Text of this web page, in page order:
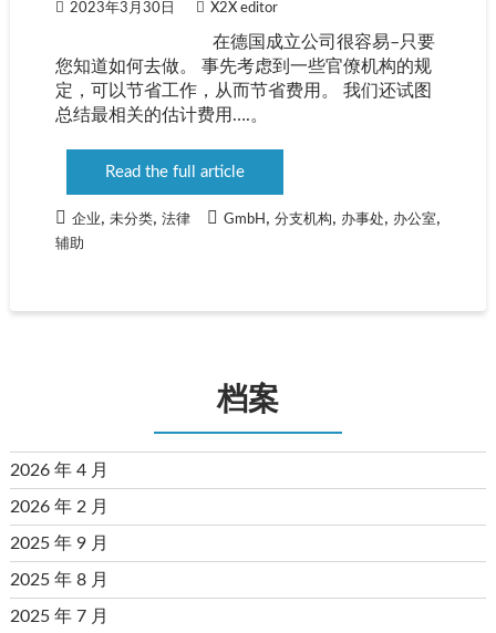
2023年3月30日 X2X editor
在德国成立公司很容易–只要
您知道如何去做。 事先考虑到一些官僚机构的规
定，可以节省工作，从而节省费用。 我们还试图
总结最相关的估计费用….。
Read the full article
企业, 未分类, 法律 GmbH , 分支机构, 办事处, 办公室,
辅助
档案
2026 年 4 月
2026 年 2 月
2025 年 9 月
2025 年 8 月
2025 年 7 月